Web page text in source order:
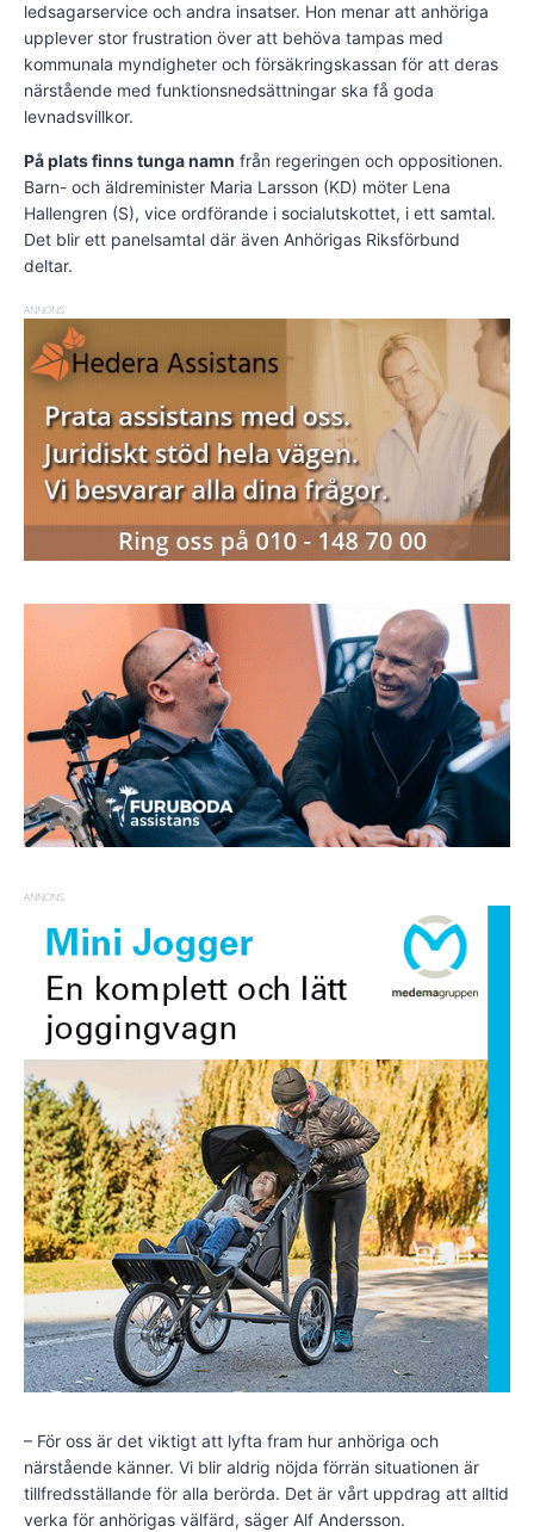
ledsagarservice och andra insatser. Hon menar att anhöriga
upplever stor frustration över att behöva tampas med
kommunala myndigheter och försäkringskassan för att deras
närstående med funktionsnedsättningar ska få goda
levnadsvillkor.
På plats finns tunga namn från regeringen och oppositionen.
Barn- och äldreminister Maria Larsson (KD) möter Lena
Hallengren (S), vice ordförande i socialutskottet, i ett samtal.
Det blir ett panelsamtal där även Anhörigas Riksförbund
deltar.
ANNONS
ANNONS
– För oss är det viktigt att lyfta fram hur anhöriga och
närstående känner. Vi blir aldrig nöjda förrän situationen är
tillfredsställande för alla berörda. Det är vårt uppdrag att alltid
verka för anhörigas välfärd, säger Alf Andersson.